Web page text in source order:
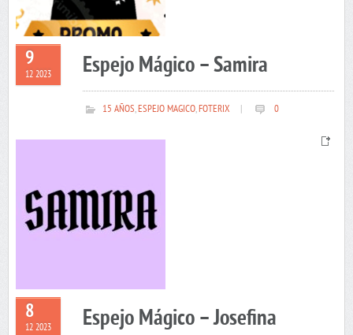
9
12 2023 Espejo Mágico – Samira
15 AÑOS,ESPEJO MAGICO,FOTERIX 0
8
12 2023 Espejo Mágico – Josefina